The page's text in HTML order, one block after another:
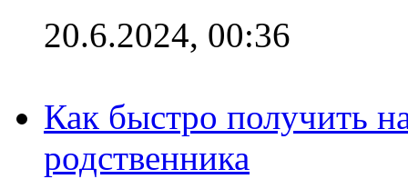
20.6.2024, 00:36
Как быстро получить
родственника